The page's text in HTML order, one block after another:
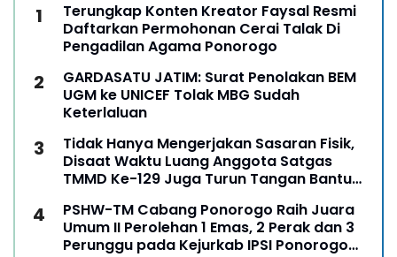
Terungkap Konten Kreator Faysal Resmi
Daftarkan Permohonan Cerai Talak Di
Pengadilan Agama Ponorogo
GARDASATU JATIM: Surat Penolakan BEM
UGM ke UNICEF Tolak MBG Sudah
Keterlaluan
Tidak Hanya Mengerjakan Sasaran Fisik,
Disaat Waktu Luang Anggota Satgas
TMMD Ke-129 Juga Turun Tangan Bantu
PSHW-TM Cabang Ponorogo Raih Juara
Umum II Perolehan 1 Emas, 2 Perak dan 3
Perunggu pada Kejurkab IPSI Ponorogo